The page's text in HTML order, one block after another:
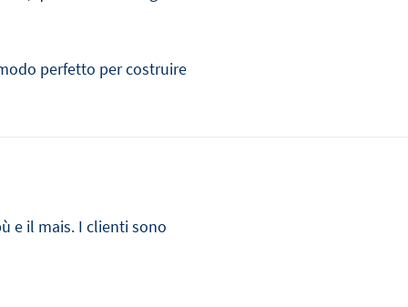
perfetto per costruire
e il mais. I clienti sono